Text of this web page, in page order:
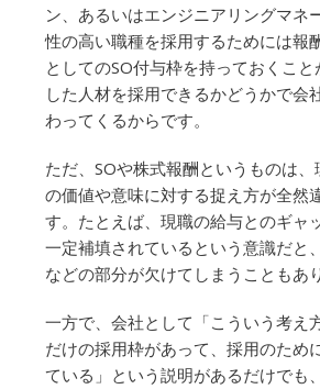
ン、あるいはエンジニアリングマネ
性の高い職種を採用するためには報
としてのSO付与枠を持っておくこと
した人材を採用できるかどうかで会
わってくるからです。
ただ、SOや株式報酬というものは
の価値や意味に対する捉え方が全然
す。たとえば、現職の給与とのギャ
一定補填されているという意識だと
などの部分が欠けてしまうこともあ
一方で、会社として「こういう考え
だけの採用枠があって、採用のため
ている」という説明があるだけでも